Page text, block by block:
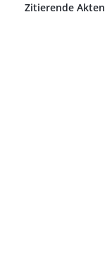
Zitierende Akten